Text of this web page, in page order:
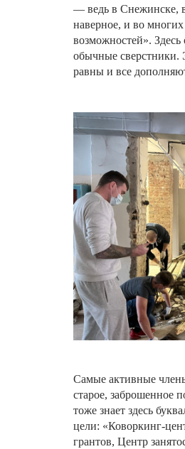
— ведь в Снежинске,
наверное, и во многих
возможностей». Здесь
обычные сверстники.
равны и все
Самые активные
старое, заброшенное
тоже знает здесь
цели: «Коворкинг-
грантов, Центр